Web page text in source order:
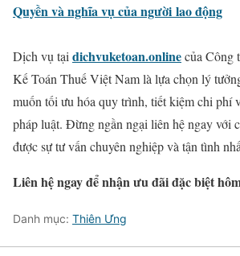
Quyền và nghĩa vụ của người lao động
Dịch vụ tạidichvuketoan.onlinecủa Công
Kế Toán Thuế Việt Nam là lựa chọn lý
muốn tối ưu hóa quy trình, tiết kiệm chi phí
pháp luật. Đừng ngần ngại liên hệ ngay với
được sự tư vấn chuyên nghiệp và tận tình
Liên hệ ngay để nhận ưu đãi đặc biệt
Danh mục: Thiên Ưng